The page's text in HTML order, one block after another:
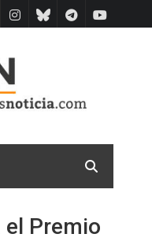
el Premio